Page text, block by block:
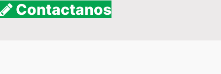
Contactanos